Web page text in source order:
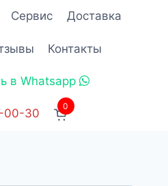
Сервис Доставка
Контакты
в Whatsapp
00-30
0